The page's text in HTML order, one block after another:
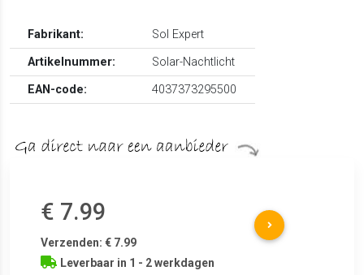
Fabrikant:
Sol Expert
Artikelnummer:
Solar-Nachtlicht
EAN-code:
4037373295500
€ 7.99
Verzenden: € 7.99
Leverbaar in 1 - 2 werkdagen